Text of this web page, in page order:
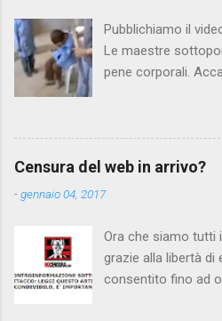
Pubblichiamo il
Le maestre
pene corporali.
Canale 5 "Forum"
interpellando
per fare luce sulla
scuola. LEGGI IL
nocensura.com
Censura del web in arrivo?
-gennaio 04, 2017
Ora che siamo tutti
grazie alla libertà di
consentito fino ad